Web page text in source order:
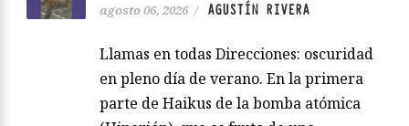
agosto 06, 2026 / AGUSTÍN RIVERA
Llamas en todas Direcciones: oscuridad
en pleno día de verano. En la primera
parte de Haikus de la bomba atómica